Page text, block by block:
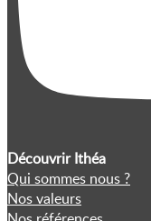
Découvrir Ithéa
Qui sommes nous ?
Nos valeurs